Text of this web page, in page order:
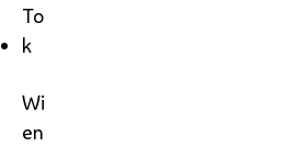
To
k
Wi
en